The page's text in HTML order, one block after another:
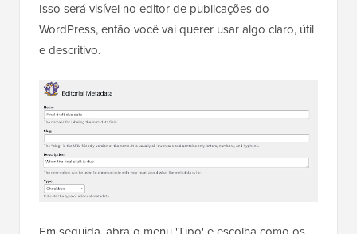
Isso será visível no editor de publicações do
WordPress, então você vai querer usar algo claro, útil
e descritivo.